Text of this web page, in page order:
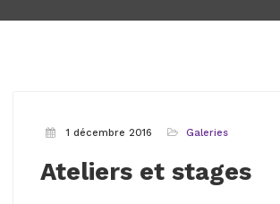
1 décembre 2016 Galeries
Ateliers et stages